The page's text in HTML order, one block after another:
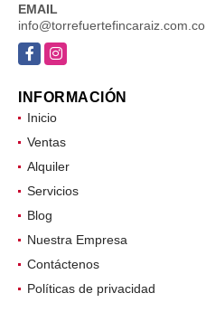
EMAIL
info@torrefuertefincaraiz.com.co
FacebookInstagram
INFORMACIÓN
Inicio
Ventas
Alquiler
Servicios
Blog
Nuestra Empresa
Contáctenos
Políticas de privacidad